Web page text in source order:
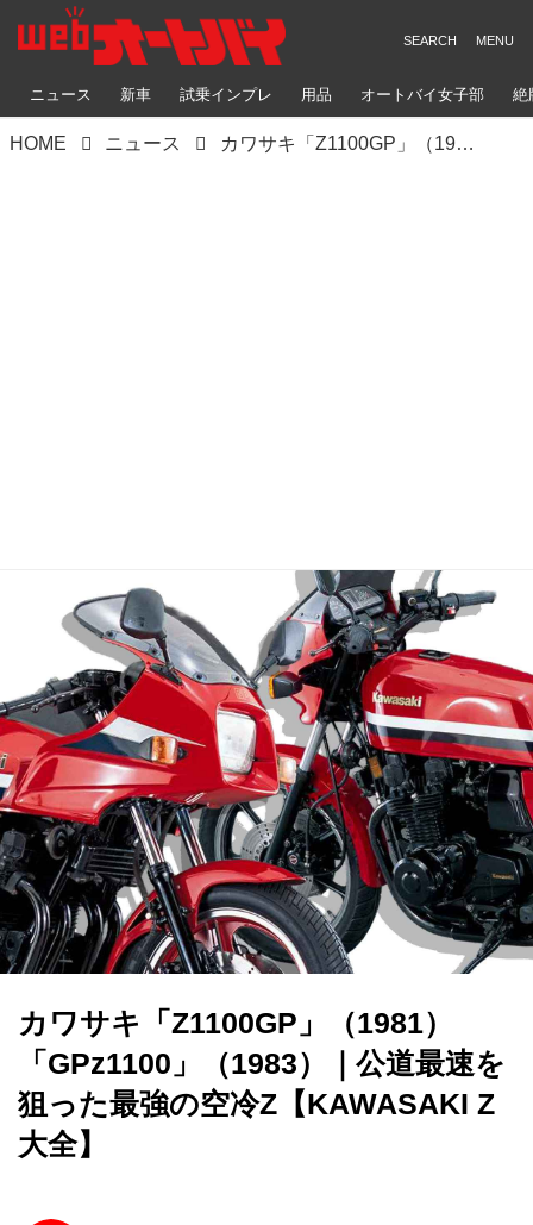
ニュース 新車 試乗インプレ 用品 オートバイ女子部 絶
HOME ニュース カワサキ「Z1100GP」（1981）「GPz1100」（1983）｜公道最速を狙った最強の空冷Z【KAWASAKI Z大全】
カワサキ「Z1100GP」（1981）
「GPz1100」（1983）｜公道最速を
狙った最強の空冷Z【KAWASAKI Z
大全】